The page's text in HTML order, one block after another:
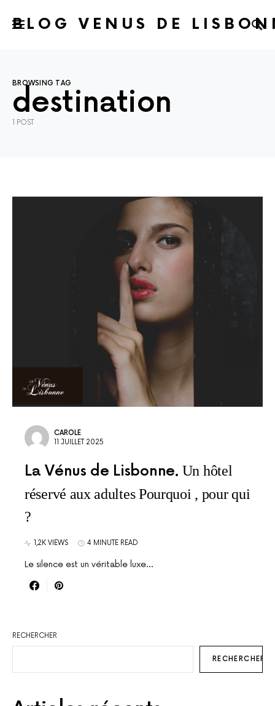
BLOG VENUS DE
BROWSING TAG
destination
1 POST
CAROLE
11 JUILLET 2025
La Vénus de Lisbonne Un hôtel
réservé aux adultes Pourquoi , pour qui
?
1,2K VIEWS 4 MINUTE READ
Le silence est un véritable luxe...
RECHERCHER
RECHERCHER